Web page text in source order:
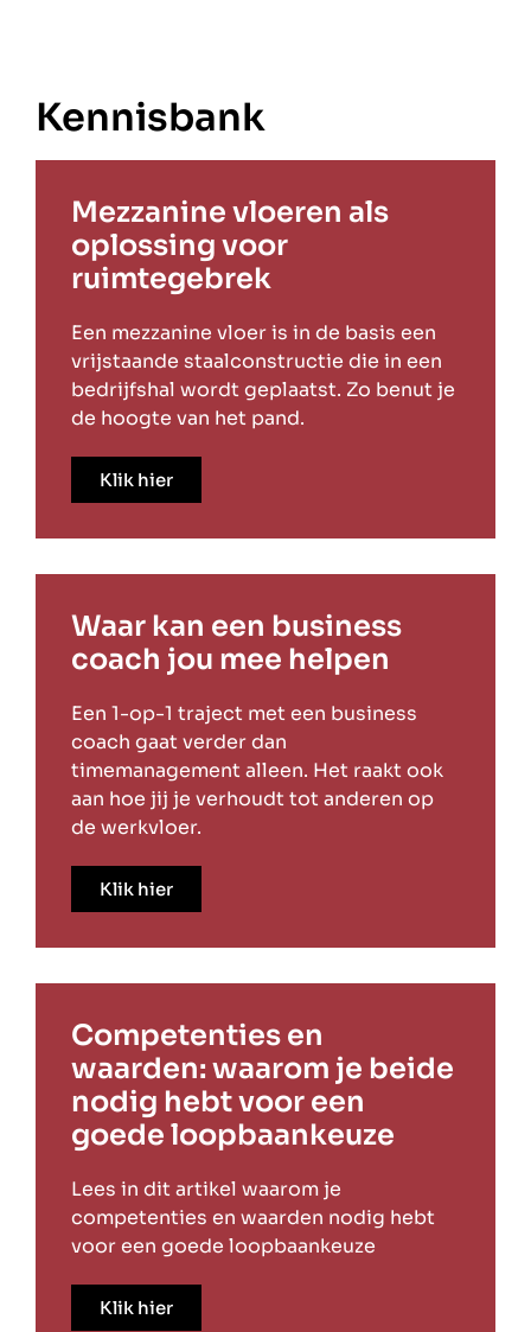
Kennisbank
Mezzanine vloeren als
oplossing voor
ruimtegebrek
Een mezzanine vloer is in de basis een
vrijstaande staalconstructie die in een
bedrijfshal wordt geplaatst. Zo benut je
de hoogte van het pand.
Klik hier
Waar kan een business
coach jou mee helpen
Een 1-op-1 traject met een business
coach gaat verder dan
timemanagement alleen. Het raakt ook
aan hoe jij je verhoudt tot anderen op
de werkvloer.
Klik hier
Competenties en
waarden: waarom je beide
nodig hebt voor een
goede loopbaankeuze
Lees in dit artikel waarom je
competenties en waarden nodig hebt
voor een goede loopbaankeuze
Klik hier